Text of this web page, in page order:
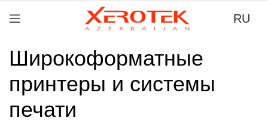
RU
Широкоформатные
принтеры и системы
печати